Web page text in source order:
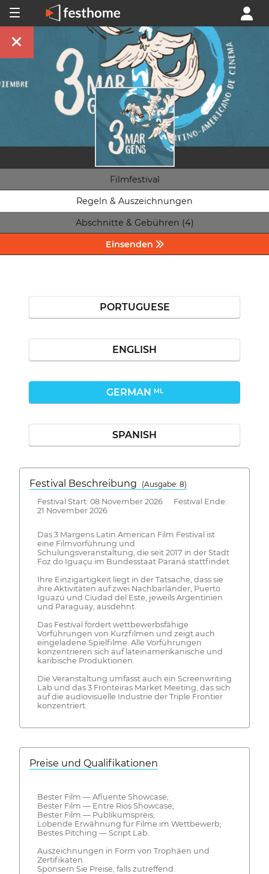
Filmfestival
Regeln & Auszeichnungen
Abschnitte & Gebühren (4)
Einsenden
PORTUGUESE
ENGLISH
GERMAN ML
SPANISH
Festival Beschreibung
(Ausgabe: 8)
Festival Start: 08 November 2026 Festival Ende:
21 November 2026
Das 3 Margens Latin American Film Festival ist
eine Filmvorführung und
Schulungsveranstaltung, die seit 2017 in der Stadt
Foz do Iguaçu im Bundesstaat Paraná stattfindet.
Ihre Einzigartigkeit liegt in der Tatsache, dass sie
ihre Aktivitäten auf zwei Nachbarländer, Puerto
Iguazú und Ciudad del Este, jeweils Argentinien
und Paraguay, ausdehnt.
Das Festival fördert wettbewerbsfähige
Vorführungen von Kurzfilmen und zeigt auch
eingeladene Spielfilme. Alle Vorführungen
konzentrieren sich auf lateinamerikanische und
karibische Produktionen.
Die Veranstaltung umfasst auch ein Screenwriting
Lab und das 3 Fronteiras Market Meeting, das sich
auf die audiovisuelle Industrie der Triple Frontier
konzentriert.
Preise und Qualifikationen
Bester Film — Afluente Showcase;
Bester Film — Entre Rios Showcase;
Bester Film — Publikumspreis;
Lobende Erwähnung für Filme im Wettbewerb;
Bestes Pitching — Script Lab.
Auszeichnungen in Form von Trophäen und
Zertifikaten.
Sponsern Sie Preise, falls zutreffend.